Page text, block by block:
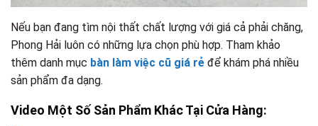
Nếu bạn đang tìm nội thất chất lượng với giá cả phải chăng,
Phong Hải luôn có những lựa chọn phù hợp. Tham khảo
thêm danh mục bàn làm việc cũ giá rẻ để khám phá nhiều
sản phẩm đa dạng.
Video Một Số Sản Phẩm Khác Tại Cửa Hàng: